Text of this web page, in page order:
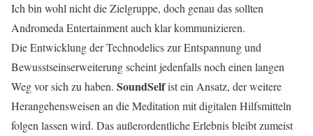
Ich bin wohl nicht die Zielgruppe, doch genau das sollten
Andromeda Entertainment auch klar kommunizieren.
Die Entwicklung der Technodelics zur Entspannung und
Bewusstseinserweiterung scheint jedenfalls noch einen langen
Weg vor sich zu haben. SoundSelfist ein Ansatz, der weitere
Herangehensweisen an die Meditation mit digitalen Hilfsmitteln
folgen lassen wird. Das außerordentliche Erlebnis bleibt zumeist